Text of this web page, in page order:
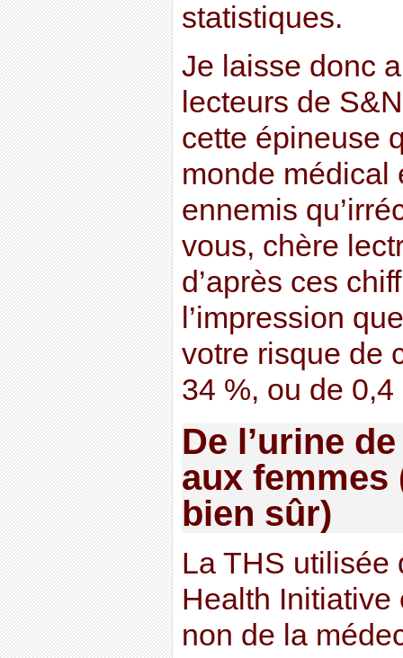
statistiques.
Je laisse donc
lecteurs de
cette épineuse
monde médical
ennemis
vous, chère
d’après ces
l’impression
votre risque de
34 %, ou de 0,4
De l’urine
aux femmes
bien sûr)
La THS utilisée
Health Initiative
non de la